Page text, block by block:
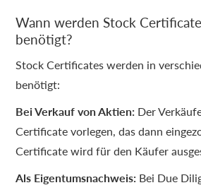
Wann werden Stock
benötigt?
Stock Certificates werden in
benötigt:
Bei Verkauf von Aktien: Der
Certificate vorlegen, das dann
Certificate wird für den Käufer
Als Eigentumsnachweis: Bei Due